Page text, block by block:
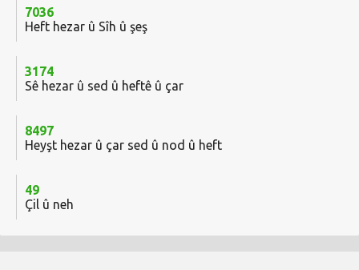
7036
Heft hezar û Sîh û şeş
3174
Sê hezar û sed û heftê û çar
8497
Heyşt hezar û çar sed û nod û heft
49
Çil û neh